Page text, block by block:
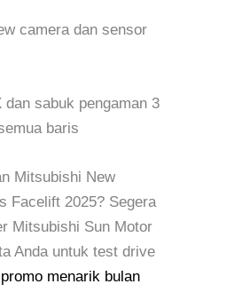
camera dan sensor
dan sabuk pengaman 3
baris
Mitsubishi New
Facelift 2025? Segera
Mitsubishi Sun Motor
Anda untuk test drive
promo menarik bulan